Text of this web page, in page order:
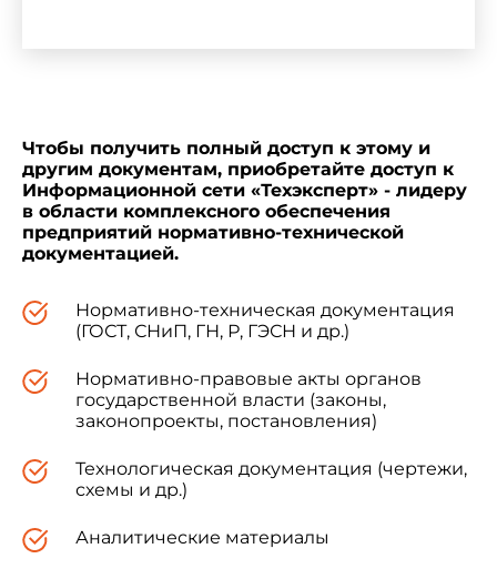
Республика Армения
Республика Беларусь
Республика Казахстан
Республика Кыргызстан
Чтобы получить полный доступ к этому и
другим документам, приобретайте доступ к
Информационной сети «Техэксперт» - лидеру
в области комплексного обеспечения
предприятий нормативно-технической
документацией.
Нормативно-техническая документация
(ГОСТ, СНиП, ГН, Р, ГЭСН и др.)
Нормативно-правовые акты органов
государственной власти (законы,
законопроекты, постановления)
Технологическая документация (чертежи,
схемы и др.)
Аналитические материалы